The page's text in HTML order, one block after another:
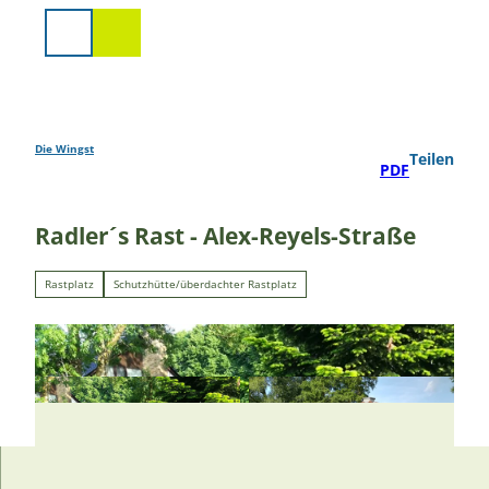
Die Wingst
PDF
Teilen
Radler´s Rast - Alex-Reyels-Straße
Rastplatz Schutzhütte/überdachter Rastplatz